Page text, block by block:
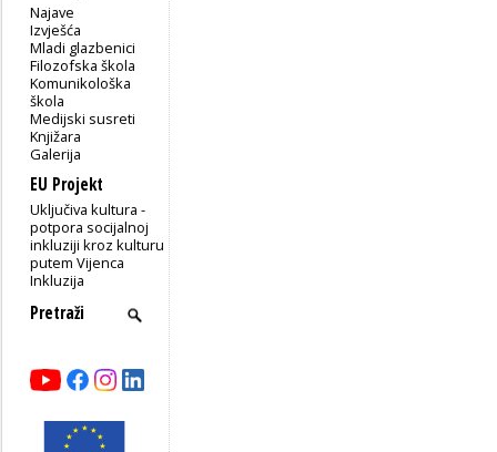
Najave
Izvješća
Mladi glazbenici
Filozofska škola
Komunikološka
škola
Medijski susreti
Knjižara
Galerija
EU Projekt
Uključiva kultura -
potpora socijalnoj
inkluziji kroz kulturu
putem Vijenca
Inkluzija